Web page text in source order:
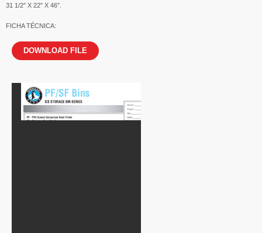
31 1/2″ X 22″ X 46″.
FICHA TÉCNICA:
DOWNLOAD FILE